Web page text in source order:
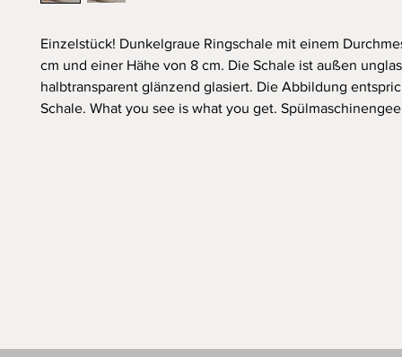
Einzelstück! Dunkelgraue Ringschale mit einem
cm und einer Hähe von 8 cm. Die Schale ist außen
halbtransparent glänzend glasiert. Die Abbildung
Schale. What you see is what you get.